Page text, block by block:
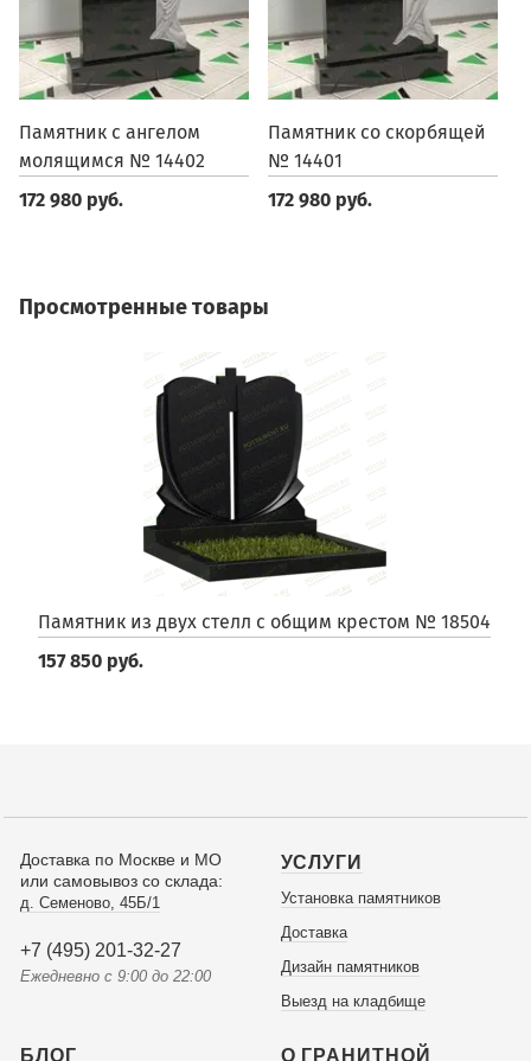
Памятник с ангелом
молящимся № 14402
172 980 руб.
Памятник со скорбящей
№ 14401
172 980 руб.
Просмотренные товары
Памятник из двух стелл с общим крестом № 18504
157 850 руб.
Доставка по Москве и МО
или самовывоз со склада:
д. Семеново, 45Б/1
+7 (495) 201-32-27
Ежедневно с 9:00 до 22:00
УСЛУГИ
Установка памятников
Доставка
Дизайн памятников
Выезд на кладбище
БЛОГ О ГРАНИТНОЙ